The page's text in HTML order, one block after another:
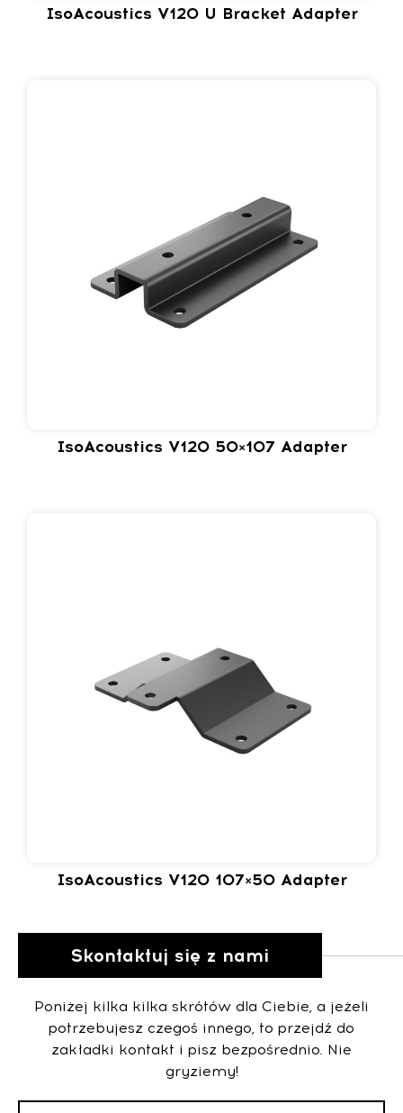
IsoAcoustics V120 U Bracket Adapter
IsoAcoustics V120 50×107 Adapter
IsoAcoustics V120 107×50 Adapter
Skontaktuj się z nami
Poniżej kilka kilka skrótów dla Ciebie, a jeżeli
potrzebujesz czegoś innego, to przejdź do
zakładki kontakt i pisz bezpośrednio. Nie
gryziemy!